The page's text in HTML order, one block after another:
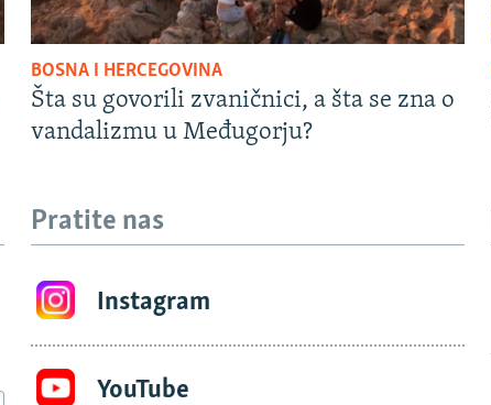
BOSNA I HERCEGOVINA
Šta su govorili zvaničnici, a šta se zna o
vandalizmu u Međugorju?
Pratite nas
Instagram
YouTube